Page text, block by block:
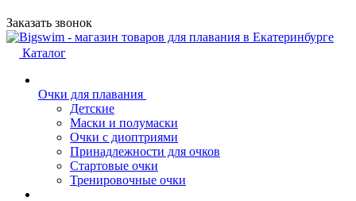
Заказать звонок
Каталог
Очки для плавания
Детские
Маски и полумаски
Очки с диоптриями
Принадлежности для очков
Стартовые очки
Тренировочные очки